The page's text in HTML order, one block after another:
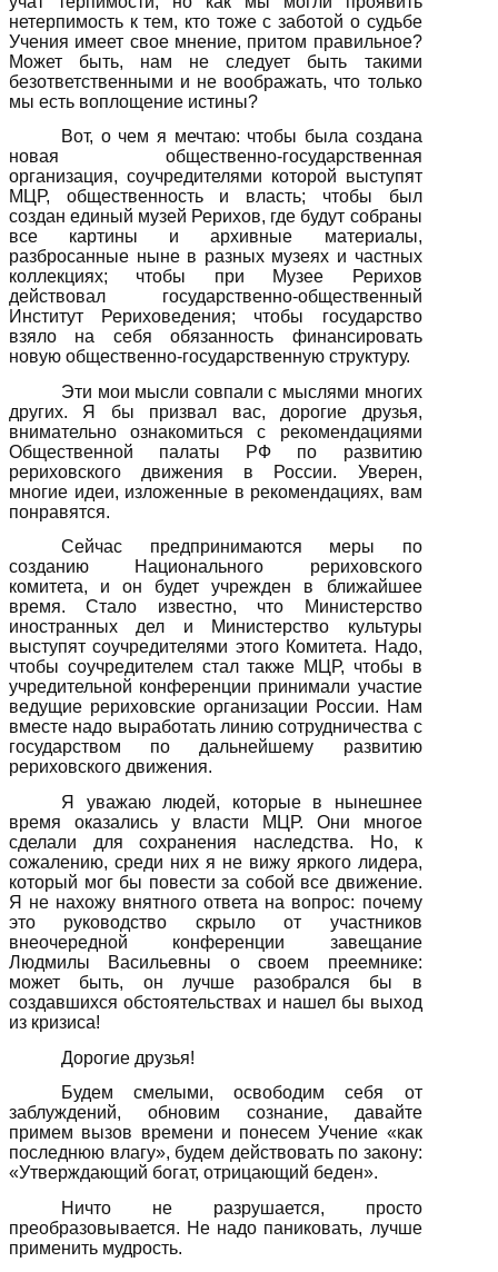
нетерпимость к тем, кто тоже с заботой о судьбе
Учения имеет свое мнение, притом правильное?
Может быть, нам не следует быть такими
безответственными и не воображать, что только
мы есть воплощение истины?
Вот, о чем я мечтаю: чтобы была создана
новая общественно-государственная
организация, соучредителями которой выступят
МЦР, общественность и власть; чтобы был
создан единый музей Рерихов, где будут собраны
все картины и архивные материалы,
разбросанные ныне в разных музеях и частных
коллекциях; чтобы при Музее Рерихов
действовал государственно-общественный
Институт Рериховедения; чтобы государство
взяло на себя обязанность финансировать
новую общественно-государственную структуру.
Эти мои мысли совпали с мыслями многих
других. Я бы призвал вас, дорогие друзья,
внимательно ознакомиться с рекомендациями
Общественной палаты РФ по развитию
рериховского движения в России. Уверен,
многие идеи, изложенные в рекомендациях, вам
понравятся.
Сейчас предпринимаются меры по
созданию Национального рериховского
комитета, и он будет учрежден в ближайшее
время. Стало известно, что Министерство
иностранных дел и Министерство культуры
выступят соучредителями этого Комитета. Надо,
чтобы соучредителем стал также МЦР, чтобы в
учредительной конференции принимали участие
ведущие рериховские организации России. Нам
вместе надо выработать линию сотрудничества с
государством по дальнейшему развитию
рериховского движения.
Я уважаю людей, которые в нынешнее
время оказались у власти МЦР. Они многое
сделали для сохранения наследства. Но, к
сожалению, среди них я не вижу яркого лидера,
который мог бы повести за собой все движение.
Я не нахожу внятного ответа на вопрос: почему
это руководство скрыло от участников
внеочередной конференции завещание
Людмилы Васильевны о своем преемнике:
может быть, он лучше разобрался бы в
создавшихся обстоятельствах и нашел бы выход
из кризиса!
Дорогие друзья!
Будем смелыми, освободим себя от
заблуждений, обновим сознание, давайте
примем вызов времени и понесем Учение «как
последнюю влагу», будем действовать по закону:
«Утверждающий богат, отрицающий беден».
Ничто не разрушается, просто
преобразовывается. Не надо паниковать, лучше
применить мудрость.